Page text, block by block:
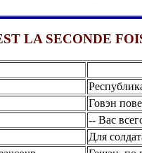
LA SECONDE
Говэн
-- Вас
Для